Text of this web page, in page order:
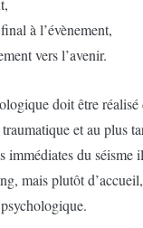
à l’évènement,
vers l’avenir.
doit être réalisé
et au plus
immédiates du séisme
mais plutôt d’accueil,